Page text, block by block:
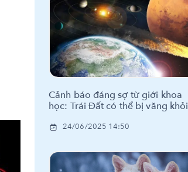
Cảnh báo đáng sợ từ giới khoa
học: Trái Đất có thể bị văng khỏi
24/06/2025 14:50